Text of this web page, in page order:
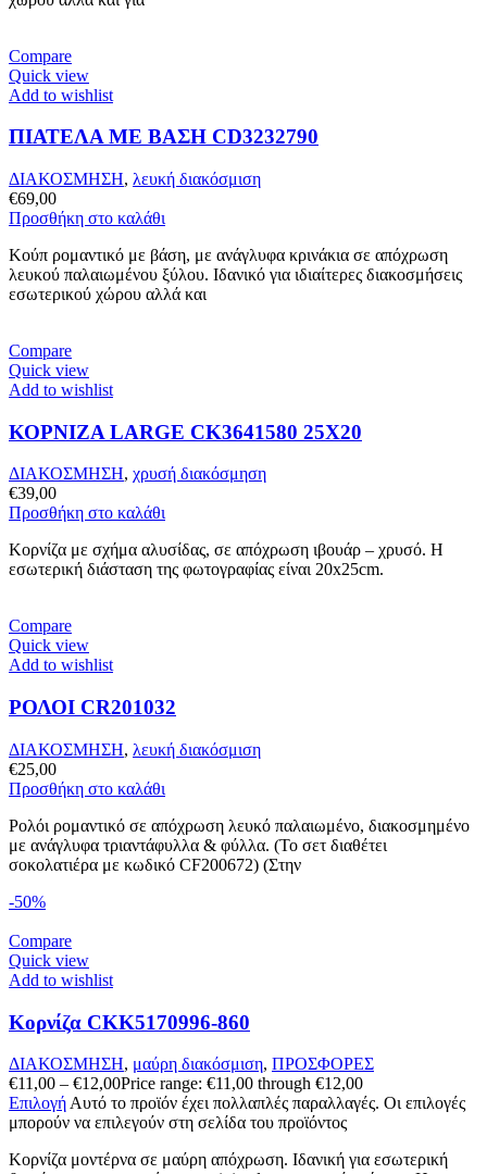
Compare
Quick view
Add to wishlist
ΠΙΑΤΕΛΑ ΜΕ ΒΑΣΗ CD3232790
ΔΙΑΚΟΣΜΗΣΗ, λευκή διακόσμιση
€69,00
Προσθήκη στο καλάθι
Κούπ ρομαντικό με βάση, με ανάγλυφα κρινάκια σε απόχρωση
λευκού παλαιωμένου ξύλου. Ιδανικό για ιδιαίτερες διακοσμήσεις
εσωτερικού χώρου αλλά και
Compare
Quick view
Add to wishlist
ΚΟΡΝΙΖΑ LARGE CK3641580 25X20
ΔΙΑΚΟΣΜΗΣΗ, χρυσή διακόσμηση
€39,00
Προσθήκη στο καλάθι
Κορνίζα με σχήμα αλυσίδας, σε απόχρωση ιβουάρ – χρυσό. Η
εσωτερική διάσταση της φωτογραφίας είναι 20x25cm.
Compare
Quick view
Add to wishlist
ΡΟΛΟΙ CR201032
ΔΙΑΚΟΣΜΗΣΗ, λευκή διακόσμιση
€25,00
Προσθήκη στο καλάθι
Ρολόι ρομαντικό σε απόχρωση λευκό παλαιωμένο, διακοσμημένο
με ανάγλυφα τριαντάφυλλα & φύλλα. (Το σετ διαθέτει
σοκολατιέρα με κωδικό CF200672) (Στην
-50%
Compare
Quick view
Add to wishlist
Κορνίζα CKK5170996-860
ΔΙΑΚΟΣΜΗΣΗ, μαύρη διακόσμιση, ΠΡΟΣΦΟΡΕΣ
€11,00 – €12,00Price range: €11,00 through €12,00
Επιλογή Αυτό το προϊόν έχει πολλαπλές παραλλαγές. Οι επιλογές
μπορούν να επιλεγούν στη σελίδα του προϊόντος
Κορνίζα μοντέρνα σε μαύρη απόχρωση. Ιδανική για εσωτερική